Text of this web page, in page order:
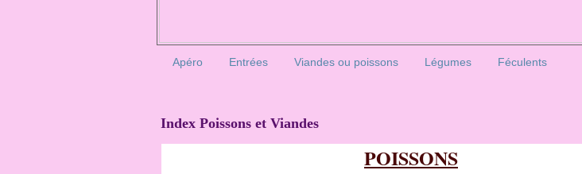
Apéro Entrées Viandes ou poissons Légumes Féculents
Index Poissons et Viandes
POISSONS